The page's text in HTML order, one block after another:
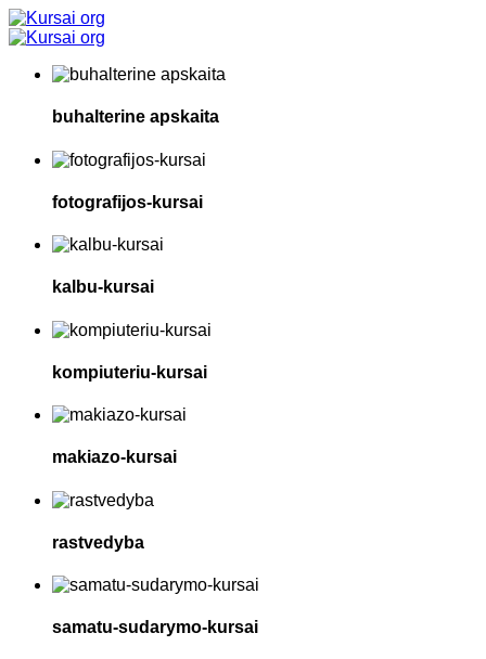
buhalterine apskaita
fotografijos-kursai
kalbu-kursai
kompiuteriu-kursai
makiazo-kursai
rastvedyba
samatu-sudarymo-kursai